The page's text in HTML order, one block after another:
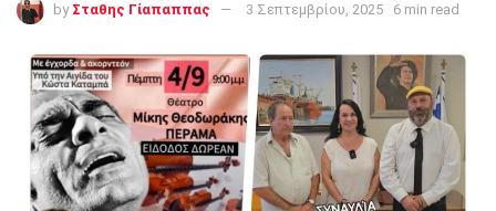
by Σταθης Γίαπαππας 3 Σεπτεμβρίου, 2025 6 min read